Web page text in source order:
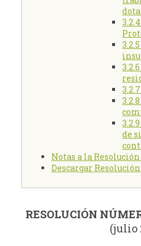
de
Notas a la Resolución
Descargar Resolución
RESOLUCIÓN
(julio